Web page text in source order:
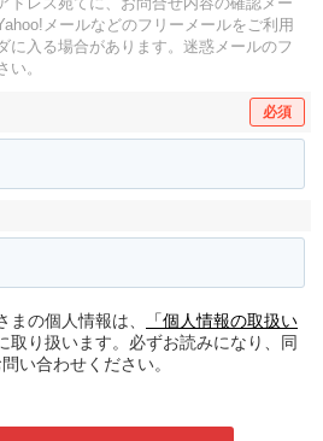
メールなどのフリーメールをご利用
入る場合があります。 迷惑メールのフ
い。
必須
の個人情報は、
「個人情報の取扱い
取り扱います。必ずお読みになり、同
い合わせください。